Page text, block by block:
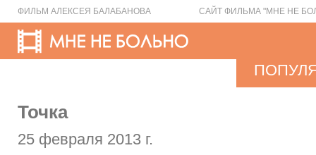
ФИЛЬМ АЛЕКСЕЯ БАЛАБАНОВА САЙТ ФИЛЬМА "МНЕ НЕ
Точка
25 февраля 2013 г.